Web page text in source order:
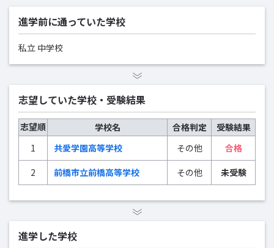
進学前に通っていた学校
私立 中学校
志望していた学校・受験結果
志望順 学校名 合格判定
受験結果
1
共愛学園高等学校 その他
合格
2
前橋市立前橋高等学校 その他 未受験
進学した学校